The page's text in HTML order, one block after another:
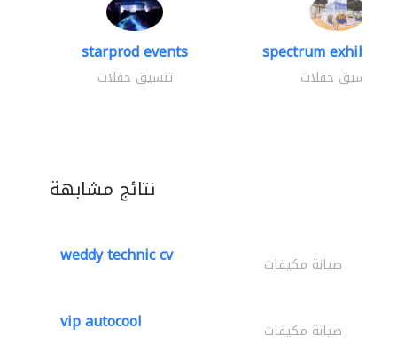
starprod events
تنسيق حفلات
spectrum
تنسيق حفلات
نتائج مشابهة
weddy technic cv صيانة مكيفات
vip autocool صيانة مكيفات